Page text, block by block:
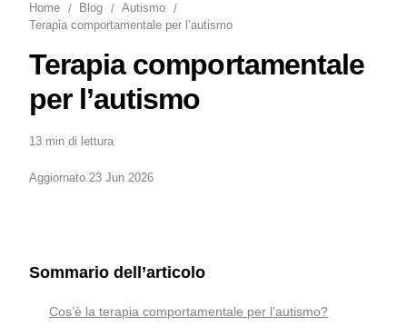
Home Blog
Autismo
Terapia comportamentale per l’autismo
Terapia comportamentale
per l’autismo
13 min di lettura
Aggiornato 23 Jun 2026
Sommario dell’articolo
Cos’è la terapia comportamentale per l’autismo?